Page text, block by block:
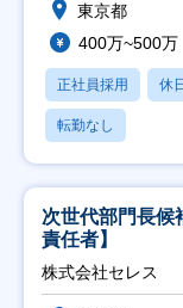
東京都
400万~500万
正社員採用 休
転勤なし
次世代部門長候
責任者】
株式会社セレス